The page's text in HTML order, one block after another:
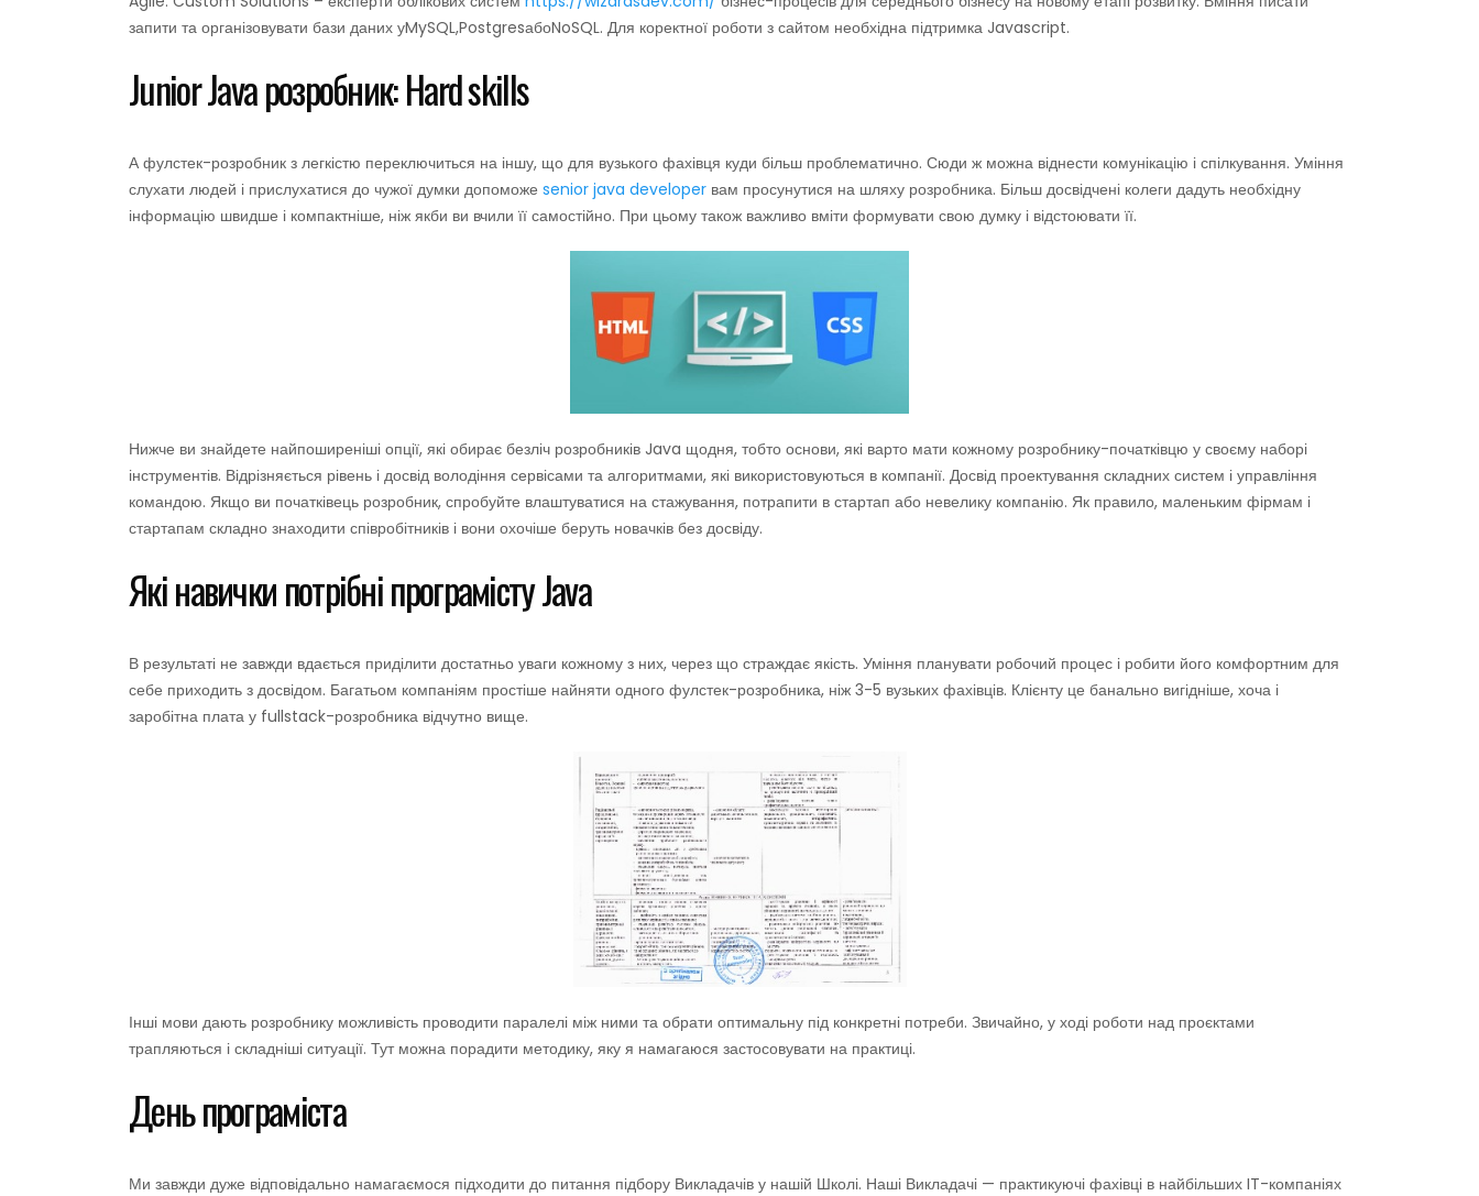
запити та організовувати бази даних уMySQL,PostgresабоNoSQL. Для коректної роботи з сайтом необхідна підтримка Javascript.
Junior Java розробник: Hard skills
А фулстек-розробник з легкістю переключиться на іншу, що для вузького фахівця куди більш проблематично. Сюди ж можна віднести комунікацію і спілкування. Уміння
слухати людей і прислухатися до чужої думки допоможе senior java developer вам просунутися на шляху розробника. Більш досвідчені колеги дадуть необхідну
інформацію швидше і компактніше, ніж якби ви вчили її самостійно. При цьому також важливо вміти формувати свою думку і відстоювати її.
Нижче ви знайдете найпоширеніші опції, які обирає безліч розробників Java щодня, тобто основи, які варто мати кожному розробнику-початківцю у своєму наборі
інструментів. Відрізняється рівень і досвід володіння сервісами та алгоритмами, які використовуються в компанії. Досвід проектування складних систем і управління
командою. Якщо ви початківець розробник, спробуйте влаштуватися на стажування, потрапити в стартап або невелику компанію. Як правило, маленьким фірмам і
стартапам складно знаходити співробітників і вони охочіше беруть новачків без досвіду.
Які навички потрібні програмісту Java
В результаті не завжди вдається приділити достатньо уваги кожному з них, через що страждає якість. Уміння планувати робочий процес і робити його комфортним для
себе приходить з досвідом. Багатьом компаніям простіше найняти одного фулстек-розробника, ніж 3-5 вузьких фахівців. Клієнту це банально вигідніше, хоча і
заробітна плата у fullstack-розробника відчутно вище.
Інші мови дають розробнику можливість проводити паралелі між ними та обрати оптимальну під конкретні потреби. Звичайно, у ході роботи над проєктами
трапляються і складніші ситуації. Тут можна порадити методику, яку я намагаюся застосовувати на практиці.
День програміста
Ми завжди дуже відповідально намагаємося підходити до питання підбору Викладачів у нашій Школі. Наші Викладачі — практикуючі фахівці в найбільших IT-компаніях